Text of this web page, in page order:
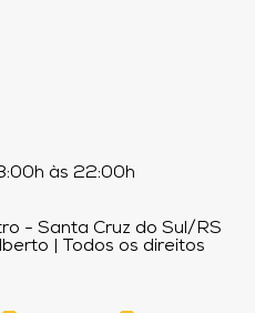
às 22:00h
- Santa Cruz do Sul/RS
| Todos os direitos